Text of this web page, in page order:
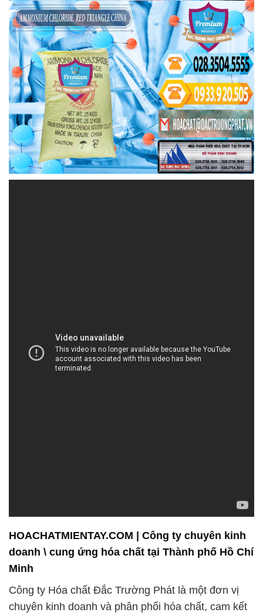
HOACHATMIENTAY.COM | Công ty chuyên kinh
doanh \ cung ứng hóa chất tại Thành phố Hồ Chí
Minh
Công ty Hóa chất Đắc Trường Phát là một đơn vị
chuyên kinh doanh và phân phối hóa chất, cam kết